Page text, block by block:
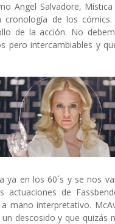
Angel Salvadore,
cronología de los
de la acción. No
pero intercambiables y
ya en los 60´s y se nos
actuaciones de
mano interpretativo.
descosido y que quizás